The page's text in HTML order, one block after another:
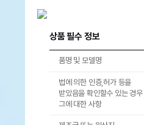
상품 필수 정보
품명 및 모델명
법에 의한 인증,허가 등을
받았음을 확인할수 있는 경우
그에 대한 사항